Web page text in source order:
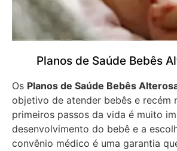
Planos de Saúde Bebês
Os Planos de Saúde Bebês
objetivo de atender bebês e recém
primeiros passos da vida é muito
desenvolvimento do bebê e a
convênio médico é uma garantia